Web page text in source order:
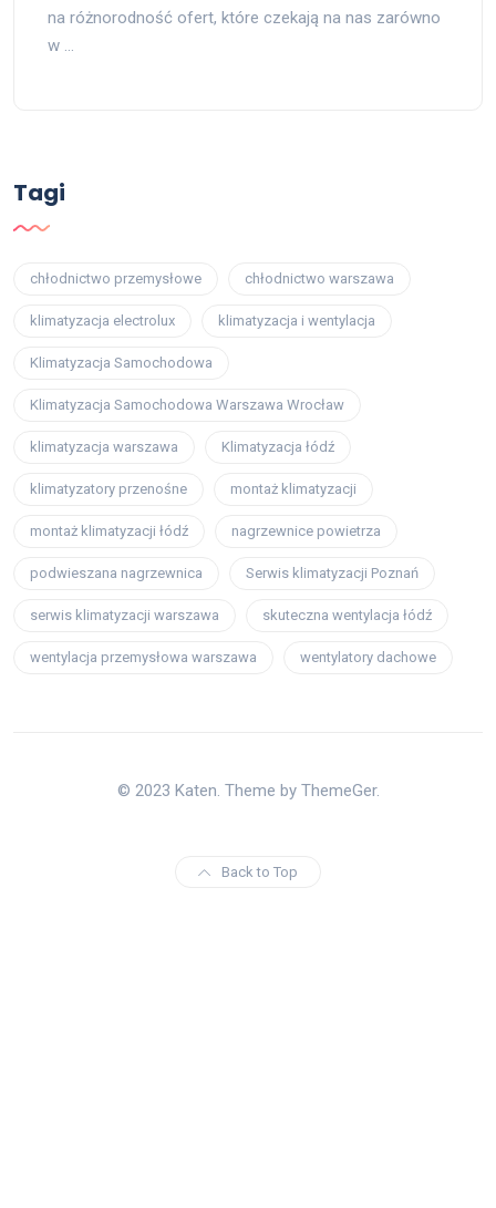
na różnorodność ofert, które czekają na nas zarówno
w …
Tagi
chłodnictwo przemysłowe chłodnictwo warszawa
klimatyzacja electrolux klimatyzacja i wentylacja
Klimatyzacja Samochodowa
Klimatyzacja Samochodowa Warszawa Wrocław
klimatyzacja warszawa Klimatyzacja łódź
klimatyzatory przenośne montaż klimatyzacji
montaż klimatyzacji łódź nagrzewnice powietrza
podwieszana nagrzewnica Serwis klimatyzacji Poznań
serwis klimatyzacji warszawa skuteczna wentylacja łódź
wentylacja przemysłowa warszawa wentylatory dachowe
© 2023 Katen. Theme by ThemeGer.
Back to Top